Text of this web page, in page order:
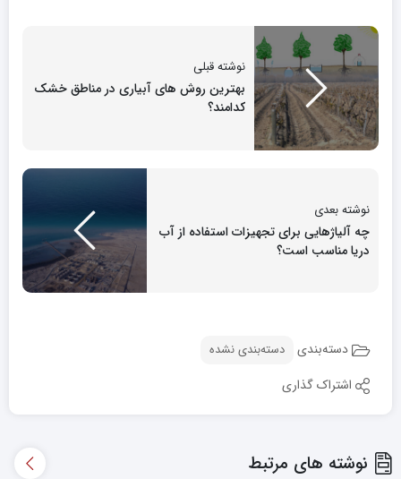
نوشته قبلی
بهترین روش های آبیاری در مناطق خشک
کدامند؟
نوشته بعدی
چه آلیاژهایی برای تجهیزات استفاده از آب
دریا مناسب است؟
دسته‌بندی دسته‌بندی نشده
اشتراک گذاری
نوشته های مرتبط